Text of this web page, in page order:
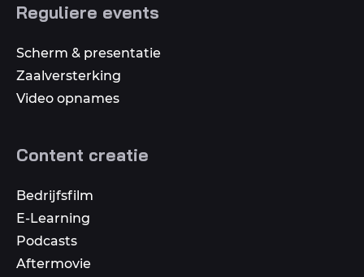
Reguliere events
Scherm & presentatie
Zaalversterking
Video opnames
Content creatie
Bedrijfsfilm
E-Learning
Podcasts
Aftermovie